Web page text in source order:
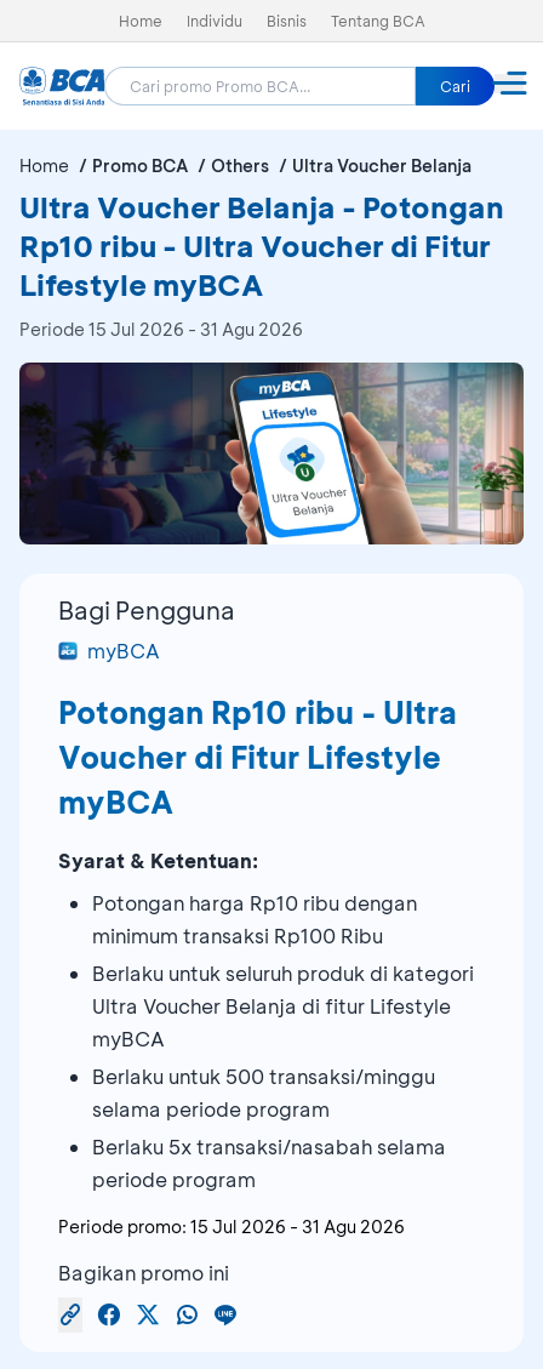
Home Individu Bisnis Tentang BCA
Cari
Home Promo BCA Others Ultra Voucher Belanja
Ultra Voucher Belanja - Potongan
Rp10 ribu - Ultra Voucher di Fitur
Lifestyle myBCA
Periode 15 Jul 2026 - 31 Agu 2026
Bagi Pengguna
myBCA
Potongan Rp10 ribu - Ultra
Voucher di Fitur Lifestyle
myBCA
Syarat & Ketentuan:
Potongan harga Rp10 ribu dengan
minimum transaksi Rp100 Ribu
Berlaku untuk seluruh produk di kategori
Ultra Voucher Belanja di fitur Lifestyle
myBCA
Berlaku untuk 500 transaksi/minggu
selama periode program
Berlaku 5x transaksi/nasabah selama
periode program
Periode promo: 15 Jul 2026 - 31 Agu 2026
Bagikan promo ini